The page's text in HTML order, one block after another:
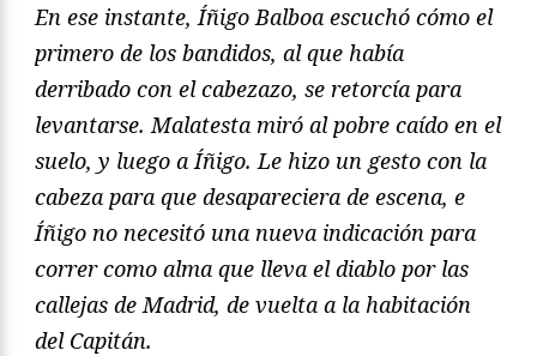
En ese instante, Íñigo Balboa escuchó cómo el
primero de los bandidos, al que había
derribado con el cabezazo, se retorcía para
levantarse. Malatesta miró al pobre caído en el
suelo, y luego a Íñigo. Le hizo un gesto con la
cabeza para que desapareciera de escena, e
Íñigo no necesitó una nueva indicación para
correr como alma que lleva el diablo por las
callejas de Madrid, de vuelta a la habitación
del Capitán.